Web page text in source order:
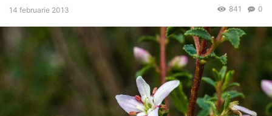
14 februarie 2013 0
841